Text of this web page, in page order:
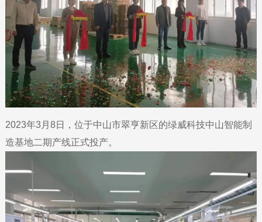
2023年3月8日，位于中山市翠亨新区的绿威科技中山智能制
造基地二期产线正式投产。